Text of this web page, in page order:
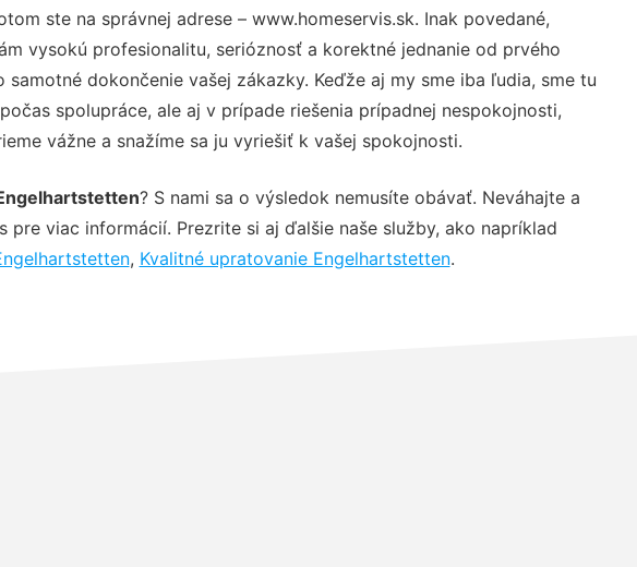
ste na správnej adrese – www.homeservis.sk. Inak povedané,
vysokú profesionalitu, serióznosť a korektné jednanie od prvého
samotné dokončenie vašej zákazky. Keďže aj my sme iba ľudia, sme tu
spolupráce, ale aj v prípade riešenia prípadnej nespokojnosti,
vážne a snažíme sa ju vyriešiť k vašej spokojnosti.
? S nami sa o výsledok nemusíte obávať. Neváhajte a
pre viac informácií. Prezrite si aj ďalšie naše služby, ako napríklad
, Kvalitné upratovanie Engelhartstetten.